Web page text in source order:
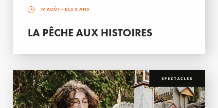
19 AOÛT - DÈS 3 ANS
LA PÊCHE AUX HISTOIRES
SPECTACLES